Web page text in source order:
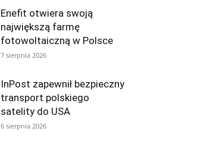
Enefit otwiera swoją
największą farmę
fotowoltaiczną w Polsce
7 sierpnia 2026
InPost zapewnił bezpieczny
transport polskiego
satelity do USA
6 sierpnia 2026